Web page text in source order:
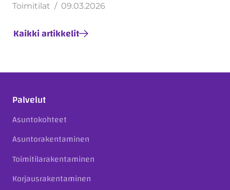
Toimitilat 09.03.2026
Kaikki artikkelit
Palvelut
Asuntokohteet
Asuntorakentaminen
Toimitilarakentaminen
Korjausrakentaminen